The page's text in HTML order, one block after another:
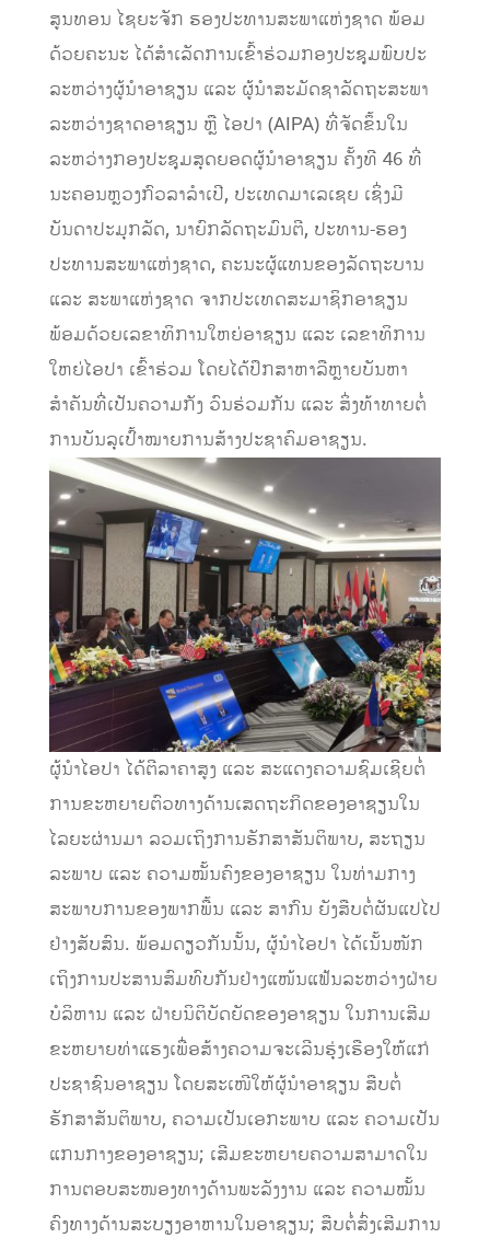
ສູນທອນ ໄຊຍະຈັກ ຮອງປະທານສະພາແຫ່ງຊາດ ພ້ອມ
ດ້ວຍຄະນະ ໄດ້ສຳເລັດການເຂົ້າຮ່ວມກອງປະຊຸມພົບປະ
ລະຫວ່າງຜູ້ນຳອາຊຽນ ແລະ ຜູ້ນຳສະມັດຊາລັດຖະສະພາ
ລະຫວ່າງຊາດອາຊຽນ ຫຼື ໄອປາ (AIPA) ທີ່ຈັດຂຶ້ນໃນ
ລະຫວ່າງກອງປະຊຸມສຸດຍອດຜູ້ນໍາອາຊຽນ ຄັ້ງທີ 46 ທີ່
ນະຄອນຫຼວງກົວລາລໍາເປີ, ປະເທດມາເລເຊຍ ເຊິ່ງມີ
ບັນດາປະມຸກລັດ, ນາຍົກລັດຖະມົນຕີ, ປະທານ-ຮອງ
ປະທານສະພາແຫ່ງຊາດ, ຄະນະຜູ້ແທນຂອງລັດຖະບານ
ແລະ ສະພາແຫ່ງຊາດ ຈາກປະເທດສະມາຊິກອາຊຽນ
ພ້ອມດ້ວຍເລຂາທິການໃຫຍ່ອາຊຽນ ແລະ ເລຂາທິການ
ໃຫຍ່ໄອປາ ເຂົ້າຮ່ວມ ໂດຍໄດ້ປຶກສາ​ຫາລືຫຼາຍ​ບັນຫາ​
ສຳຄັນທີ່ເປັນຄວາມກັງ ວົນຮ່ວມກັນ ແລະ ສິ່ງທ້າທາຍຕໍ່
ການບັນລຸເປົ້າໝາຍການສ້າງປະຊາຄົມອາຊຽນ.
ຜູ້ນໍາໄອປາ ໄດ້ຕີລາຄາສູງ ແລະ ສະແດງຄວາມຊົມເຊີຍຕໍ່
ການຂະຫຍາຍຕົວທາງດ້ານເສດຖະກິດຂອງອາຊຽນໃນ
ໄລຍະຜ່ານມາ ລວມເຖິງການຮັກສາສັນຕິພາບ, ສະຖຽນ
ລະພາບ ແລະ ຄວາມໝັ້ນຄົງຂອງອາຊຽນ ໃນທ່າມກາງ
ສະພາບການຂອງພາກພື້ນ ແລະ ສາກົນ ຍັງສືບຕໍ່ຜັນແປໄປ
ຢ່າງສັບສົນ. ພ້ອມດຽວກັນນັ້ນ, ຜູ້ນຳໄອປາ ໄດ້ເນັ້ນໜັກ
ເຖິງການປະສານສົມທົບກັນຢ່າງແໜ້ນແຟ້ນລະຫວ່າງຝ່າຍ
ບໍລິຫານ ແລະ ຝ່າຍນິຕິບັດຍັດຂອງອາຊຽນ ໃນການເສີມ
ຂະຫຍາຍທ່າແຮງເພື່ອສ້າງຄວາມຈະເລີນຮຸ່ງເຮືອງໃຫ້ແກ່
ປະຊາຊົນອາຊຽນ ໂດຍສະເໜີໃຫ້ຜູ້ນຳອາຊຽນ ສືບ​ຕໍ່​
ຮັກສາ​ສັນຕິພາບ, ຄວາມ​ເປັນ​ເອກະ​ພາບ ແລະ ຄວາມ​ເປັນ
ແກນກາງຂອງ​ອາ​ຊຽນ; ເສີມ​ຂະ​ຫຍາຍ​ຄວາມ​ສາ​ມາດໃນ
ການ​ຕອບ​ສະ​ໜອງທາງດ້ານພະລັງງານ ແລະ ຄວາມໝັ້ນ
ຄົງທາງດ້ານສະບຽງອາຫານ​ໃນອາ​ຊຽນ; ສືບຕໍ່ສົ່ງເສີມການ